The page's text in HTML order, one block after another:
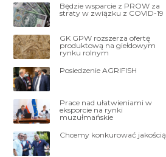
Będzie wsparcie z PROW za
straty w związku z COVID-19
GK GPW rozszerza ofertę
produktową na giełdowym
rynku rolnym
Posiedzenie AGRIFISH
Prace nad ułatwieniami w
eksporcie na rynki
muzułmańskie
Chcemy konkurować jakością